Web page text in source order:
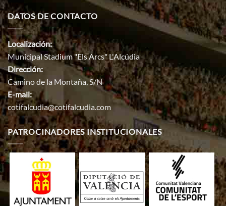
DATOS DE CONTACTO
Localización:
Municipal Stadium "Els Arcs" L'Alcúdia
Dirección:
Camino de la Montaña, S/N
E-mail:
cotifalcudia@cotifalcudia.com
PATROCINADORES INSTITUCIONALES